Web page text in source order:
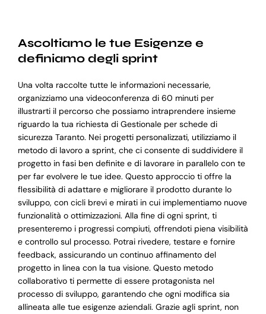
Ascoltiamo le tue Esigenze e
definiamo degli sprint
Una volta raccolte tutte le informazioni necessarie,
organizziamo una videoconferenza di 60 minuti per
illustrarti il percorso che possiamo intraprendere insieme
riguardo la tua richiesta di Gestionale per schede di
sicurezza Taranto. Nei progetti personalizzati, utilizziamo il
metodo di lavoro a sprint, che ci consente di suddividere il
progetto in fasi ben definite e di lavorare in parallelo con te
per far evolvere le tue idee. Questo approccio ti offre la
flessibilità di adattare e migliorare il prodotto durante lo
sviluppo, con cicli brevi e mirati in cui implementiamo nuove
funzionalità o ottimizzazioni. Alla fine di ogni sprint, ti
presenteremo i progressi compiuti, offrendoti piena visibilità
e controllo sul processo. Potrai rivedere, testare e fornire
feedback, assicurando un continuo affinamento del
progetto in linea con la tua visione. Questo metodo
collaborativo ti permette di essere protagonista nel
processo di sviluppo, garantendo che ogni modifica sia
allineata alle tue esigenze aziendali. Grazie agli sprint, non